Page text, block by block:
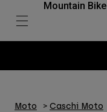
Mountain Bike
Moto Caschi Moto